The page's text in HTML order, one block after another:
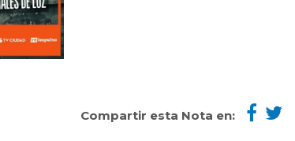
Compartir esta Nota en: